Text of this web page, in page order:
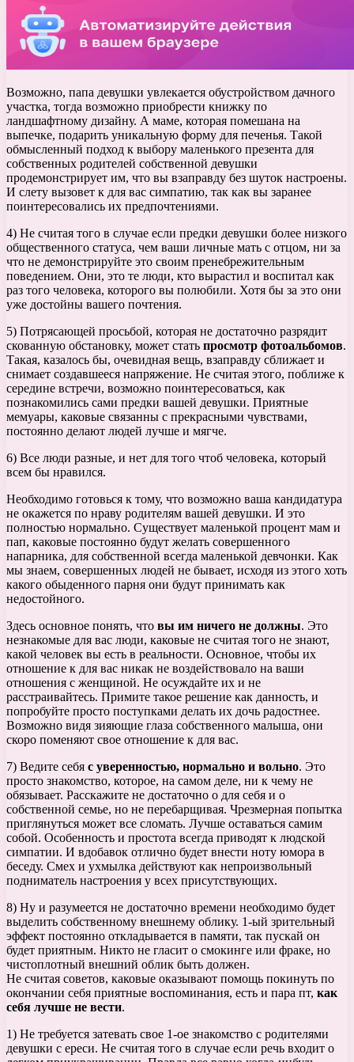
Возможно, папа девушки увлекается обустройством дачного
участка, тогда возможно приобрести книжку по
ландшафтному дизайну. А маме, которая помешана на
выпечке, подарить уникальную форму для печенья. Такой
обмысленный подход к выбору маленького презента для
собственных родителей собственной девушки
продемонстрирует им, что вы взаправду без шуток настроены.
И слету вызовет к для вас симпатию, так как вы заранее
поинтересовались их предпочтениями.
4) Не считая того в случае если предки девушки более низкого
общественного статуса, чем ваши личные мать с отцом, ни за
что не демонстрируйте это своим пренебрежительным
поведением. Они, это те люди, кто вырастил и воспитал как
раз того человека, которого вы полюбили. Хотя бы за это они
уже достойны вашего почтения.
5) Потрясающей просьбой, которая не достаточно разрядит
скованную обстановку, может стать просмотр фотоальбомов.
Такая, казалось бы, очевидная вещь, взаправду сближает и
снимает создавшееся напряжение. Не считая этого, поближе к
середине встречи, возможно поинтересоваться, как
познакомились сами предки вашей девушки. Приятные
мемуары, каковые связанны с прекрасными чувствами,
постоянно делают людей лучше и мягче.
6) Все люди разные, и нет для того чтоб человека, который
всем бы нравился.
Необходимо готовься к тому, что возможно ваша кандидатура
не окажется по нраву родителям вашей девушки. И это
полностью нормально. Существует маленькой процент мам и
пап, каковые постоянно будут желать совершенного
напарника, для собственной всегда маленькой девчонки. Как
мы знаем, совершенных людей не бывает, исходя из этого хоть
какого обыденного парня они будут принимать как
недостойного.
Здесь основное понять, что вы им ничего не должны. Это
незнакомые для вас люди, каковые не считая того не знают,
какой человек вы есть в реальности. Основное, чтобы их
отношение к для вас никак не воздействовало на ваши
отношения с женщиной. Не осуждайте их и не
расстраивайтесь. Примите такое решение как данность, и
попробуйте просто поступками делать их дочь радостнее.
Возможно видя зияющие глаза собственного малыша, они
скоро поменяют свое отношение к для вас.
7) Ведите себя с уверенностью, нормально и вольно. Это
просто знакомство, которое, на самом деле, ни к чему не
обязывает. Расскажите не достаточно о для себя и о
собственной семье, но не перебарщивая. Чрезмерная попытка
приглянуться может все сломать. Лучше оставаться самим
собой. Особенность и простота всегда приводят к людской
симпатии. И вдобавок отлично будет внести ноту юмора в
беседу. Смех и ухмылка действуют как непроизвольный
подниматель настроения у всех присутствующих.
8) Ну и разумеется не достаточно времени необходимо будет
выделить собственному внешнему облику. 1-ый зрительный
эффект постоянно откладывается в памяти, так пускай он
будет приятным. Никто не гласит о смокинге или фраке, но
чистоплотный внешний облик быть должен.
Не считая советов, каковые оказывают помощь покинуть по
окончании себя приятные воспоминания, есть и пара пт, как
себя лучше не вести.
1) Не требуется затевать свое 1-ое знакомство с родителями
девушки с ереси. Не считая того в случае если речь входит о